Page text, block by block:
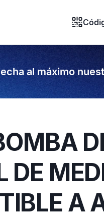
al máximo
DE
A